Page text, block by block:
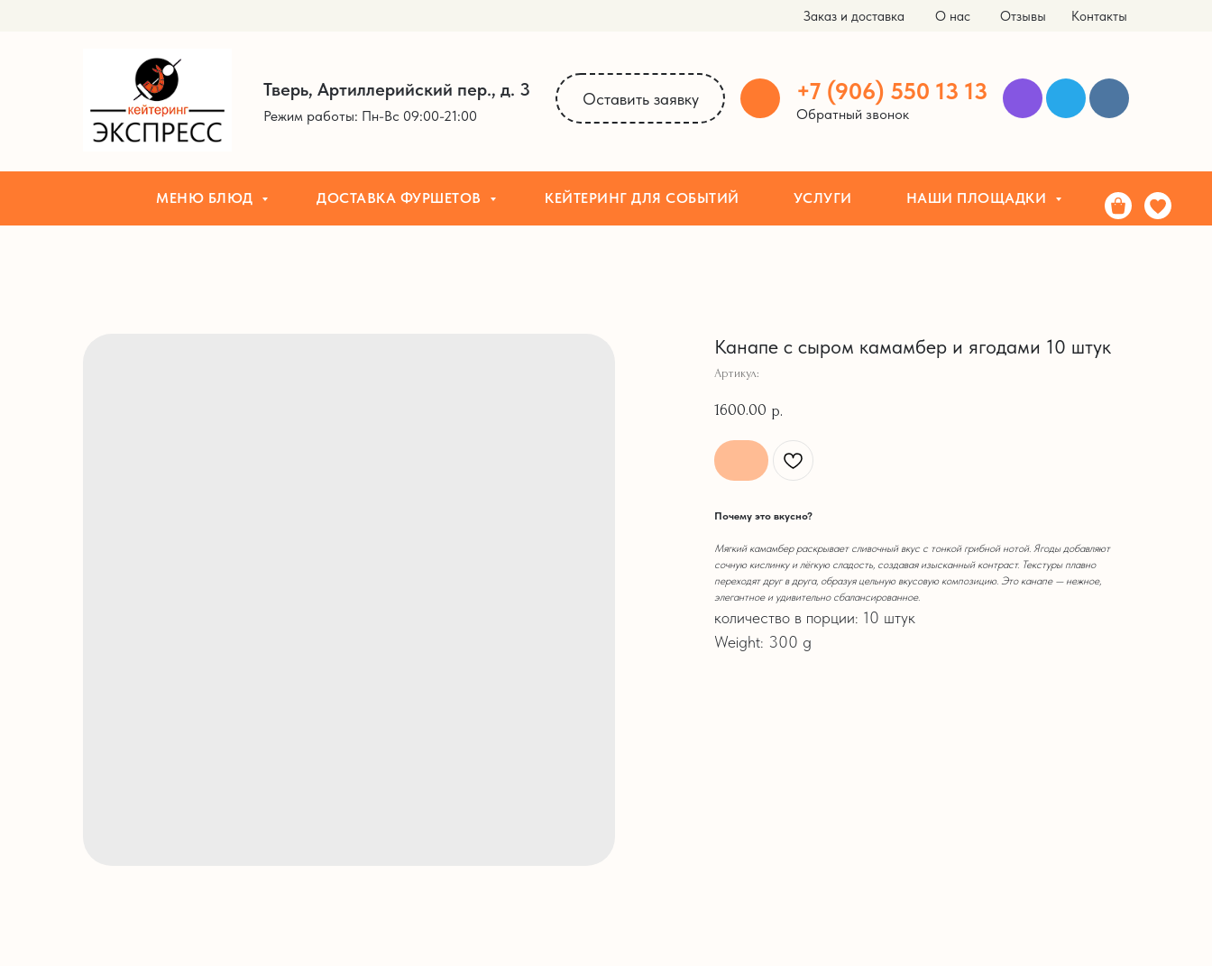
Обратный звонок
+7 (906) 550 13 13
Заказ и доставка О нас Отзывы Контакты
Режим работы: Пн-Вс 09:00-21:00
Тверь, Артиллерийский пер., д. 3 Оставить заявку
НАШИ ПЛОЩАДКИ
МЕНЮ БЛЮД ДОСТАВКА ФУРШЕТОВ КЕЙТЕРИНГ ДЛЯ СОБЫТИЙ УСЛУГИ НАШИ ПЛОЩАДКИ
Канапе с сыром камамбер и ягодами 10 штук
Артикул:
1600.00 р.
Почему это вкусно?
Мягкий камамбер раскрывает сливочный вкус с тонкой грибной нотой. Ягоды добавляют
сочную кислинку и лёгкую сладость, создавая изысканный контраст. Текстуры плавно
переходят друг в друга, образуя цельную вкусовую композицию. Это канапе — нежное,
элегантное и удивительно сбалансированное.
количество в порции: 10 штук
Weight: 300 g